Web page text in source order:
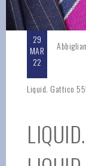
29
MAR
22
Liquid. Gattico